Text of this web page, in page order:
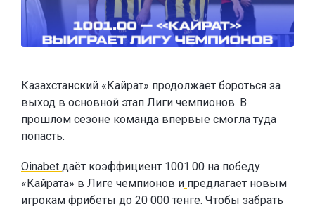
Казахстанский «Кайрат» продолжает бороться за
выход в основной этап Лиги чемпионов. В
прошлом сезоне команда впервые смогла туда
попасть.
Oinabet даёт коэффициент 1001.00 на победу
«Кайрата» в Лиге чемпионов и предлагает новым
игрокам фрибеты до 20 000 тенге. Чтобы забрать